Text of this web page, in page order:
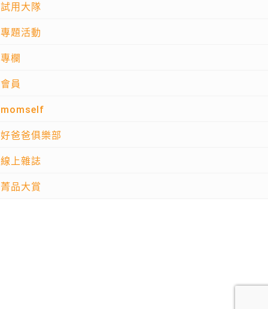
試用大隊
專題活動
專欄
會員
momself
好爸爸俱樂部
線上雜誌
菁品大賞